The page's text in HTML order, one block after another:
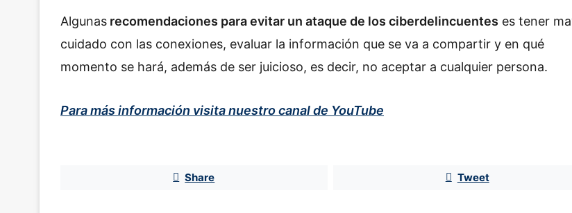
Algunas recomendaciones para evitar un ataque de los ciberdelincuentes es tener
cuidado con las conexiones, evaluar la información que se va a compartir y en qué
momento se hará, además de ser juicioso, es decir, no aceptar a cualquier persona.
Para más información visita nuestro canal de YouTube
Share Tweet
el Fold 8: lanza plegable tamaño